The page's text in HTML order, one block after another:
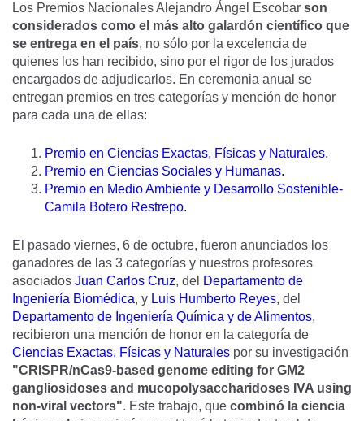
Los Premios Nacionales Alejandro Ángel Escobar son
considerados como el más alto galardón científico que
se entrega en el país, no sólo por la excelencia de
quienes los han recibido, sino por el rigor de los jurados
encargados de adjudicarlos. En ceremonia anual se
entregan premios en tres categorías y mención de honor
para cada una de ellas:
Premio en Ciencias Exactas, Físicas y Naturales.
Premio en Ciencias Sociales y Humanas.
Premio en Medio Ambiente y Desarrollo Sostenible-
Camila Botero Restrepo.
El pasado viernes, 6 de octubre, fueron anunciados los
ganadores de las 3 categorías y nuestros profesores
asociados Juan Carlos Cruz, del Departamento de
Ingeniería Biomédica, y Luis Humberto Reyes, del
Departamento de Ingeniería Química y de Alimentos,
recibieron una mención de honor en la categoría de
Ciencias Exactas, Físicas y Naturales por su investigación
"CRISPR/nCas9-based genome editing for GM2
gangliosidoses and mucopolysaccharidoses IVA using
non-viral vectors". Este trabajo, que combinó la ciencia